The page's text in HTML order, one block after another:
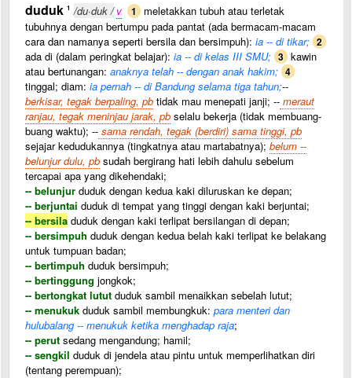
duduk 1 /du·duk / v 1
meletakkan tubuh atau terletak
tubuhnya dengan bertumpu pada pantat (ada bermacam-macam
cara dan namanya seperti bersila dan bersimpuh): ia -- di tikar; 2
ada di (dalam peringkat belajar): ia -- di kelas III SMU; 3 kawin
atau bertunangan: anaknya telah -- dengan anak hakim; 4
tinggal; diam: ia pernah -- di Bandung selama tiga tahun;--
berkisar, tegak berpaling, pb tidak mau menepati janji; -- meraut
ranjau, tegak meninjau jarak, pb selalu bekerja (tidak membuang-
buang waktu); -- sama rendah, tegak (berdiri) sama tinggi, pb
sejajar kedudukannya (tingkatnya atau martabatnya); belum --
belunjur dulu, pb sudah bergirang hati lebih dahulu sebelum
tercapai apa yang dikehendaki;
-- belunjur duduk dengan kedua kaki diluruskan ke depan;
-- berjuntai duduk di tempat yang tinggi dengan kaki berjuntai;
-- bersila duduk dengan kaki terlipat bersilangan di depan;
-- bersimpuh duduk dengan kedua belah kaki terlipat ke belakang
untuk tumpuan badan;
-- bertimpuh duduk bersimpuh;
-- bertinggung jongkok;
-- bertongkat lutut duduk sambil menaikkan sebelah lutut;
-- menukuk duduk sambil membungkuk: para menteri dan
hulubalang -- menukuk ketika menghadap raja;
-- perut sedang mengandung; hamil;
-- sengkil duduk di jendela atau pintu untuk memperlihatkan diri
(tentang perempuan);